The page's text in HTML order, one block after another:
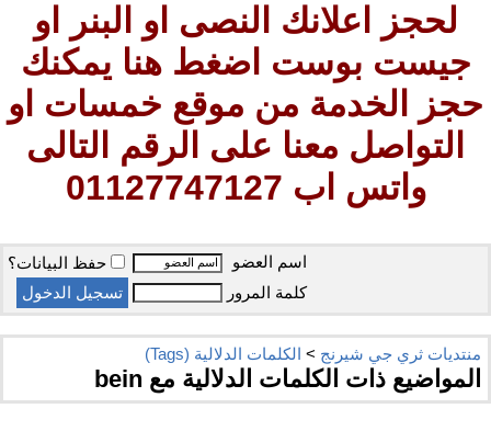
لحجز اعلانك النصى او البنر او
جيست بوست اضغط هنا يمكنك
حجز الخدمة من موقع خمسات او
التواصل معنا على الرقم التالى
واتس اب 01127747127
اسم العضو
حفظ البيانات؟
كلمة المرور
منتديات ثري جي شيرنج > الكلمات الدلالية (Tags)
المواضيع ذات الكلمات الدلالية مع bein